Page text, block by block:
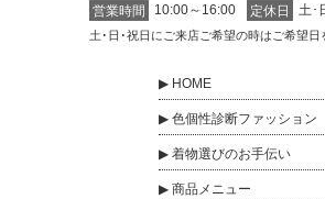
営業時間 10:00～16:00 定休日 土･
土･日･祝日にご来店ご希望の時はご希望日
HOME
色個性診断ファッション
着物選びのお手伝い
商品メニュー